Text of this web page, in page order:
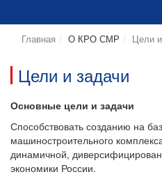
Главная О КРО СМР Цели
Цели и задачи
Основные цели и задачи
Способствовать созданию на
машиностроительного
динамичной,
экономики России.